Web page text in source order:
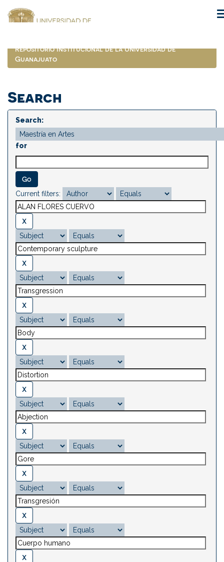
navigation
Repositorio Institucional de la Universidad de
Guanajuato
Search
Search:
for
Current filters: